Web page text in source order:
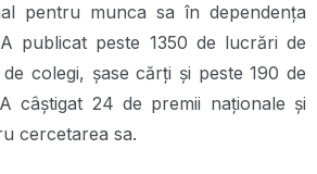
pentru munca sa în dependența
publicat peste 1350 de lucrări de
colegi, șase cărți și peste 190 de
câștigat 24 de premii naționale și
cercetarea sa.